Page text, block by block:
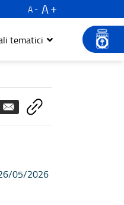
A
A
tematici
05/2026